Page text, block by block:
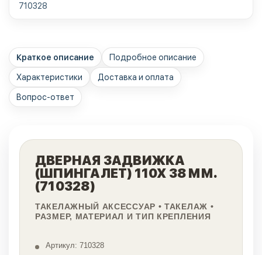
710328
Краткое описание Подробное описание
Характеристики Доставка и оплата
Вопрос-ответ
ДВЕРНАЯ ЗАДВИЖКА
(ШПИНГАЛЕТ) 110Х 38 ММ.
(710328)
ТАКЕЛАЖНЫЙ АКСЕССУАР • ТАКЕЛАЖ •
РАЗМЕР, МАТЕРИАЛ И ТИП КРЕПЛЕНИЯ
Артикул: 710328